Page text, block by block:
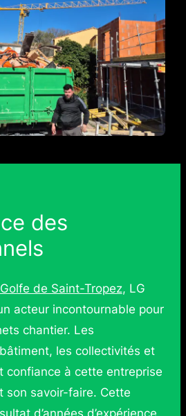
des
Golfe de Saint-Tropez, LG
acteur incontournable pour
chantier. Les
les collectivités et
confiance à cette entreprise
son savoir-faire. Cette